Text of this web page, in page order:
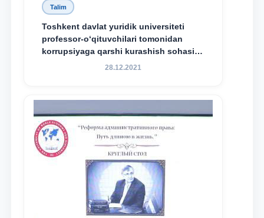
Talim
Toshkent davlat yuridik universiteti
professor-o‘qituvchilari tomonidan
korrupsiyaga qarshi kurashish sohasida
amalga oshirilayotgan islohotlar hamda
maqsadida xorijiy va mahalliy ilmiy
nashrlarda chop etilgan maqolalar
dayjesti
28.12.2021